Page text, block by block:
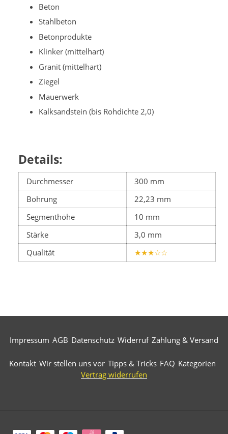
Beton
Stahlbeton
Betonprodukte
Klinker (mittelhart)
Granit (mittelhart)
Ziegel
Mauerwerk
Kalksandstein (bis Rohdichte 2,0)
Details:
Durchmesser
300 mm
Bohrung
22,23 mm
Segmenthöhe
10 mm
Stärke
3,0 mm
Qualität
★★★☆☆
Impressum AGB Datenschutz Widerruf Zahlung & Versand
Kontakt Wir stellen uns vor Tipps & Tricks FAQ Kategorien
Vertrag widerrufen